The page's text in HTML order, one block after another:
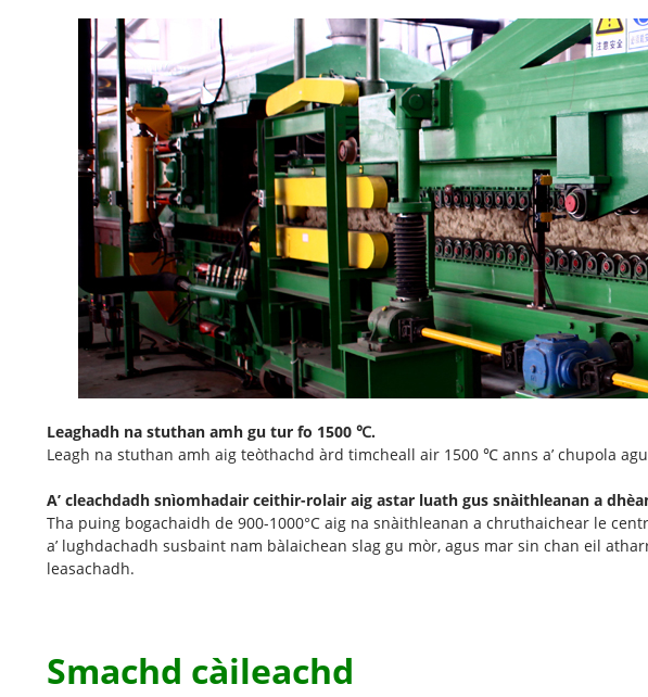
Leaghadh na stuthan amh gu tur fo 1500 ℃.
Leagh na stuthan amh aig teòthachd àrd timcheall air 1500 ℃ anns a’ chupola
A’ cleachdadh snìomhadair ceithir-rolair aig astar luath gus snàithleanan a
Tha puing bogachaidh de 900-1000°C aig na snàithleanan a chruthaichear le
a’ lughdachadh susbaint nam bàlaichean slag gu mòr, agus mar sin chan eil
leasachadh.
Smachd càileachd